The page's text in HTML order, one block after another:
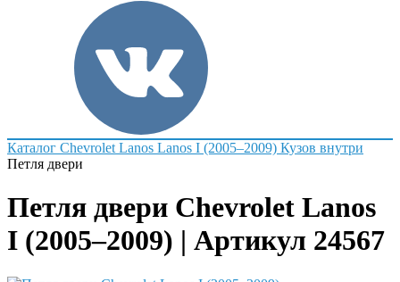
Каталог Chevrolet Lanos Lanos I (2005–2009) Кузов внутри
Петля двери
Петля двери Chevrolet Lanos
I (2005–2009) | Артикул 24567